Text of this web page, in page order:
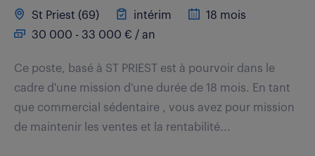
St Priest (69) intérim
18 mois
30 000 - 33 000 € / an
Ce poste, basé à ST PRIEST est à pourvoir dans le
cadre d'une mission d'une durée de 18 mois. En tant
que commercial sédentaire , vous avez pour mission
de maintenir les ventes et la rentabilité...